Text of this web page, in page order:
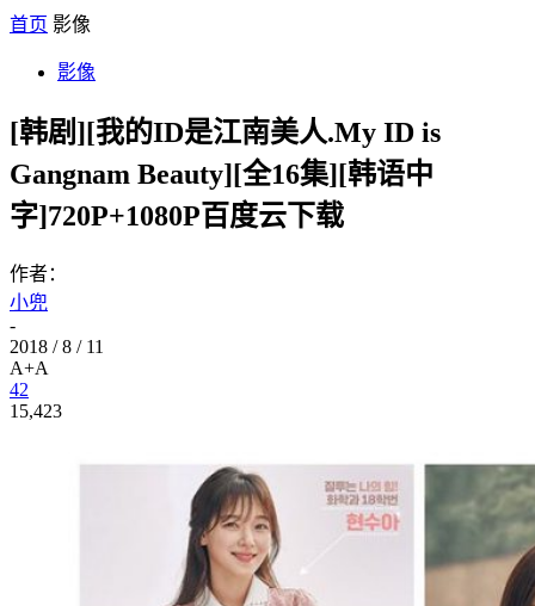
首页 影像
影像
[韩剧][我的ID是江南美人.My ID is
Gangnam Beauty][全16集][韩语中
字]720P+1080P百度云下载
作者：
小兜
-
2018 / 8 / 11
A+A
42
15,423